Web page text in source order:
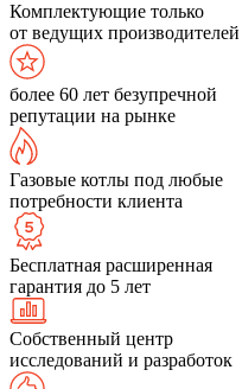
Комплектующие только
от ведущих производителей
более 60 лет безупречной
репутации на рынке
Газовые котлы под любые
потребности клиента
Бесплатная расширенная
гарантия до 5 лет
Собственный центр
исследований и разработок